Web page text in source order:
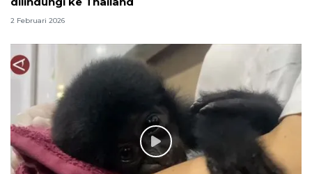
2 Februari 2026